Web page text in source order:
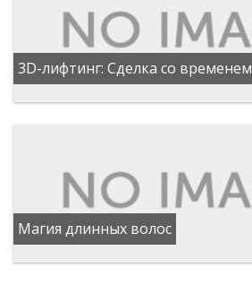
3D-лифтинг: Сделка со временем
Магия длинных волос